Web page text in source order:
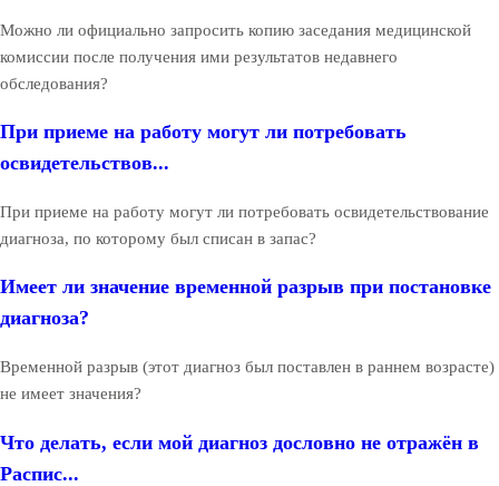
Можно ли официально запросить копию заседания медицинской
комиссии после получения ими результатов недавнего
обследования?
При приеме на работу могут ли потребовать
освидетельствов...
При приеме на работу могут ли потребовать освидетельствование
диагноза, по которому был списан в запас?
Имеет ли значение временной разрыв при постановке
диагноза?
Временной разрыв (этот диагноз был поставлен в раннем возрасте)
не имеет значения?
Что делать, если мой диагноз дословно не отражён в
Распис...